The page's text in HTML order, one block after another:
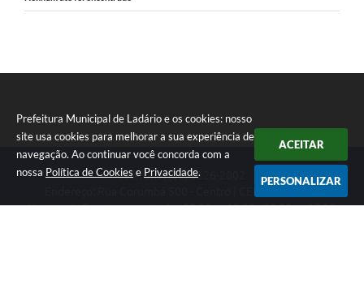
Prefeitura Municipal de Ladário e os cookies: nosso
site usa cookies para melhorar a sua experiência de
navegação. Ao continuar você concorda com a
nossa Política de Cookies e Privacidade.
ACEITAR
PERSONALIZAR
Telefone: (67) 3226-2002
Horário de Funcionamento das 08:00 as 12:00 - 13:00 as 17:00